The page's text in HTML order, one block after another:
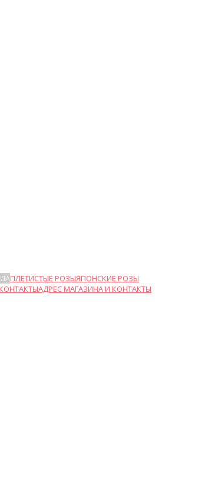
ПЛЕТИСТЫЕ РОЗЫЯПОНСКИЕ РОЗЫ
АДРЕС МАГАЗИНА И КОНТАКТЫ